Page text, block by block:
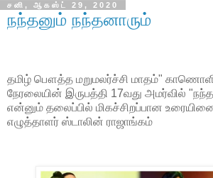
சனி, ஆகஸ்ட் 29, 2020
நந்தனும் நந்தனாரும்
தமிழ் பௌத்த மறுமலர்ச்சி மாதம்"
நேரலையின் இருபத்தி 17வது அமர்வில்
என்னும் தலைப்பில் மிகச்சிறப்பான
எழுத்தாளர் ஸ்டாலின் ராஜாங்கம்